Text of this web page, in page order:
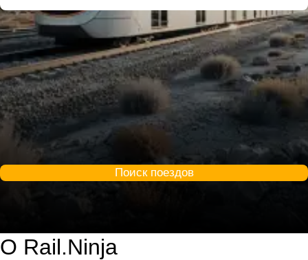
Поиск поездов
О Rail.Ninja